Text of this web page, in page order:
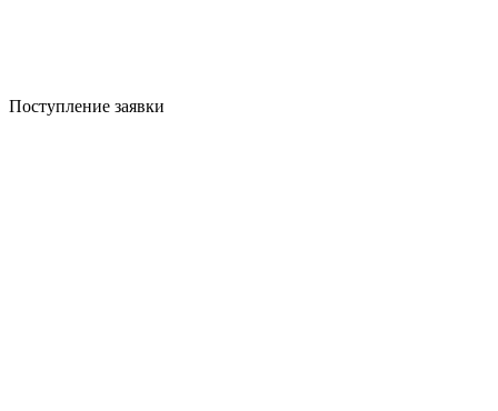
Поступление заявки